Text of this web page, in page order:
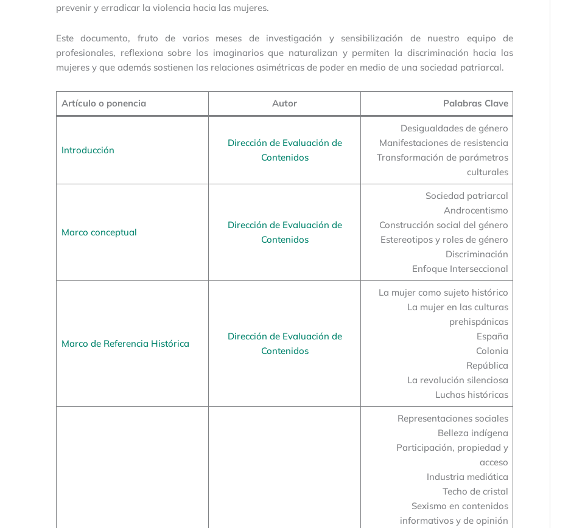
prevenir y erradicar la violencia hacia las mujeres.
Este documento, fruto de varios meses de investigación y sensibilización de nuestro equipo de
profesionales, reflexiona sobre los imaginarios que naturalizan y permiten la discriminación hacia las
mujeres y que además sostienen las relaciones asimétricas de poder en medio de una sociedad patriarcal.
Artículo o ponencia Autor Palabras Clave
Introducción
Dirección de Evaluación de
Contenidos
Desigualdades de género
Manifestaciones de resistencia
Transformación de parámetros
culturales
Marco conceptual
Dirección de Evaluación de
Contenidos
Sociedad patriarcal
Androcentismo
Construcción social del género
Estereotipos y roles de género
Discriminación
Enfoque Interseccional
Marco de Referencia Histórica
Dirección de Evaluación de
Contenidos
La mujer como sujeto histórico
La mujer en las culturas
prehispánicas
España
Colonia
República
La revolución silenciosa
Luchas históricas
Representaciones sociales
Belleza indígena
Participación, propiedad y
acceso
Industria mediática
Techo de cristal
Sexismo en contenidos
informativos y de opinión